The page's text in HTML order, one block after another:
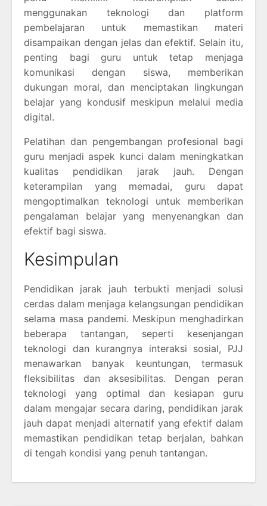
menggunakan teknologi dan platform
pembelajaran untuk memastikan materi
disampaikan dengan jelas dan efektif. Selain itu,
penting bagi guru untuk tetap menjaga
komunikasi dengan siswa, memberikan
dukungan moral, dan menciptakan lingkungan
belajar yang kondusif meskipun melalui media
digital.
Pelatihan dan pengembangan profesional bagi
guru menjadi aspek kunci dalam meningkatkan
kualitas pendidikan jarak jauh. Dengan
keterampilan yang memadai, guru dapat
mengoptimalkan teknologi untuk memberikan
pengalaman belajar yang menyenangkan dan
efektif bagi siswa.
Kesimpulan
Pendidikan jarak jauh terbukti menjadi solusi
cerdas dalam menjaga kelangsungan pendidikan
selama masa pandemi. Meskipun menghadirkan
beberapa tantangan, seperti kesenjangan
teknologi dan kurangnya interaksi sosial, PJJ
menawarkan banyak keuntungan, termasuk
fleksibilitas dan aksesibilitas. Dengan peran
teknologi yang optimal dan kesiapan guru
dalam mengajar secara daring, pendidikan jarak
jauh dapat menjadi alternatif yang efektif dalam
memastikan pendidikan tetap berjalan, bahkan
di tengah kondisi yang penuh tantangan.